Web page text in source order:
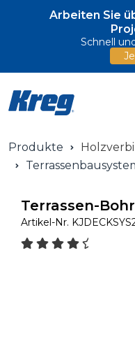
Arbeiten Sie
Schnell
Produkte
Terrassen-
Artikel-Nr.